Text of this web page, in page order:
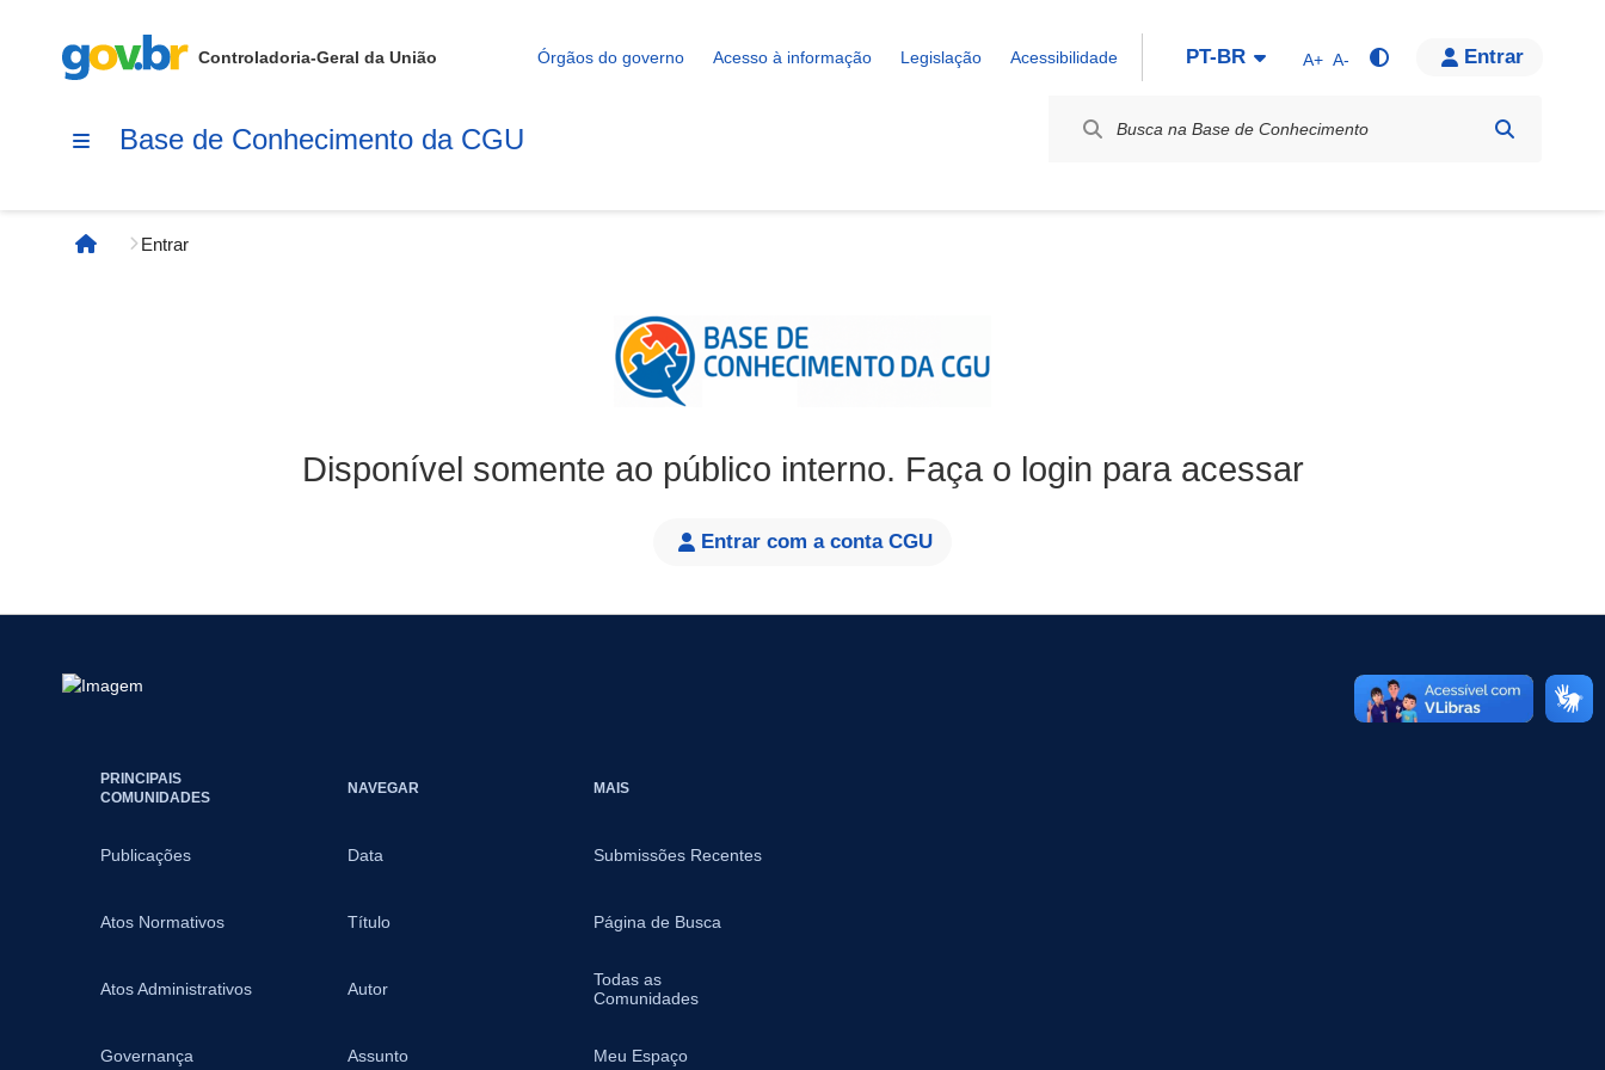
Controladoria-Geral da União Órgãos do governo Acesso à informação Legislação Acessibilidade PT-BR A+ A- Entrar
Base de Conhecimento da CGU
Página inicial
Entrar
Disponível somente ao público interno. Faça o login para acessar
Entrar com a conta CGU
PRINCIPAIS
COMUNIDADES
Publicações
Atos Normativos
Atos Administrativos
Governança
NAVEGAR
Data
Título
Autor
Assunto
MAIS
Submissões Recentes
Página de Busca
Todas as
Comunidades
Meu Espaço